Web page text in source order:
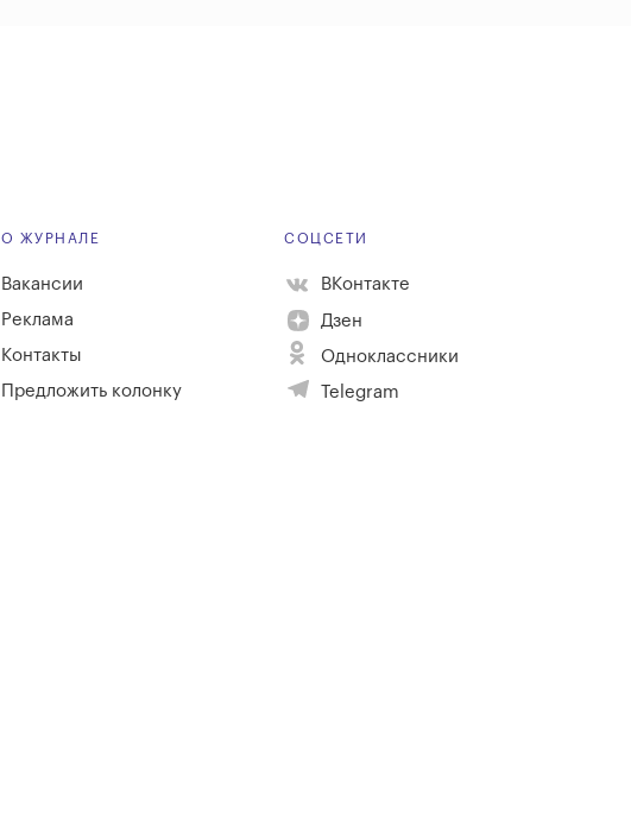
О ЖУРНАЛЕ
Вакансии
Реклама
Контакты
Предложить колонку
СОЦСЕТИ
ВКонтакте
Дзен
Одноклассники
Telegram